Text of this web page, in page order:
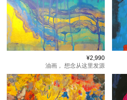
¥2,990
油画， 想念从这里发源